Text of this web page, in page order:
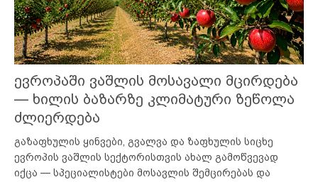
ევროპაში ვაშლის მოსავალი მცირდება
— ხილის ბაზარზე კლიმატური ზეწოლა
ძლიერდება
გაზაფხულის ყინვები, გვალვა და ზაფხულის სიცხე
ევროპის ვაშლის სექტორისთვის ახალ გამოწვევად
იქცა — სპეციალისტები მოსავლის შემცირებას და